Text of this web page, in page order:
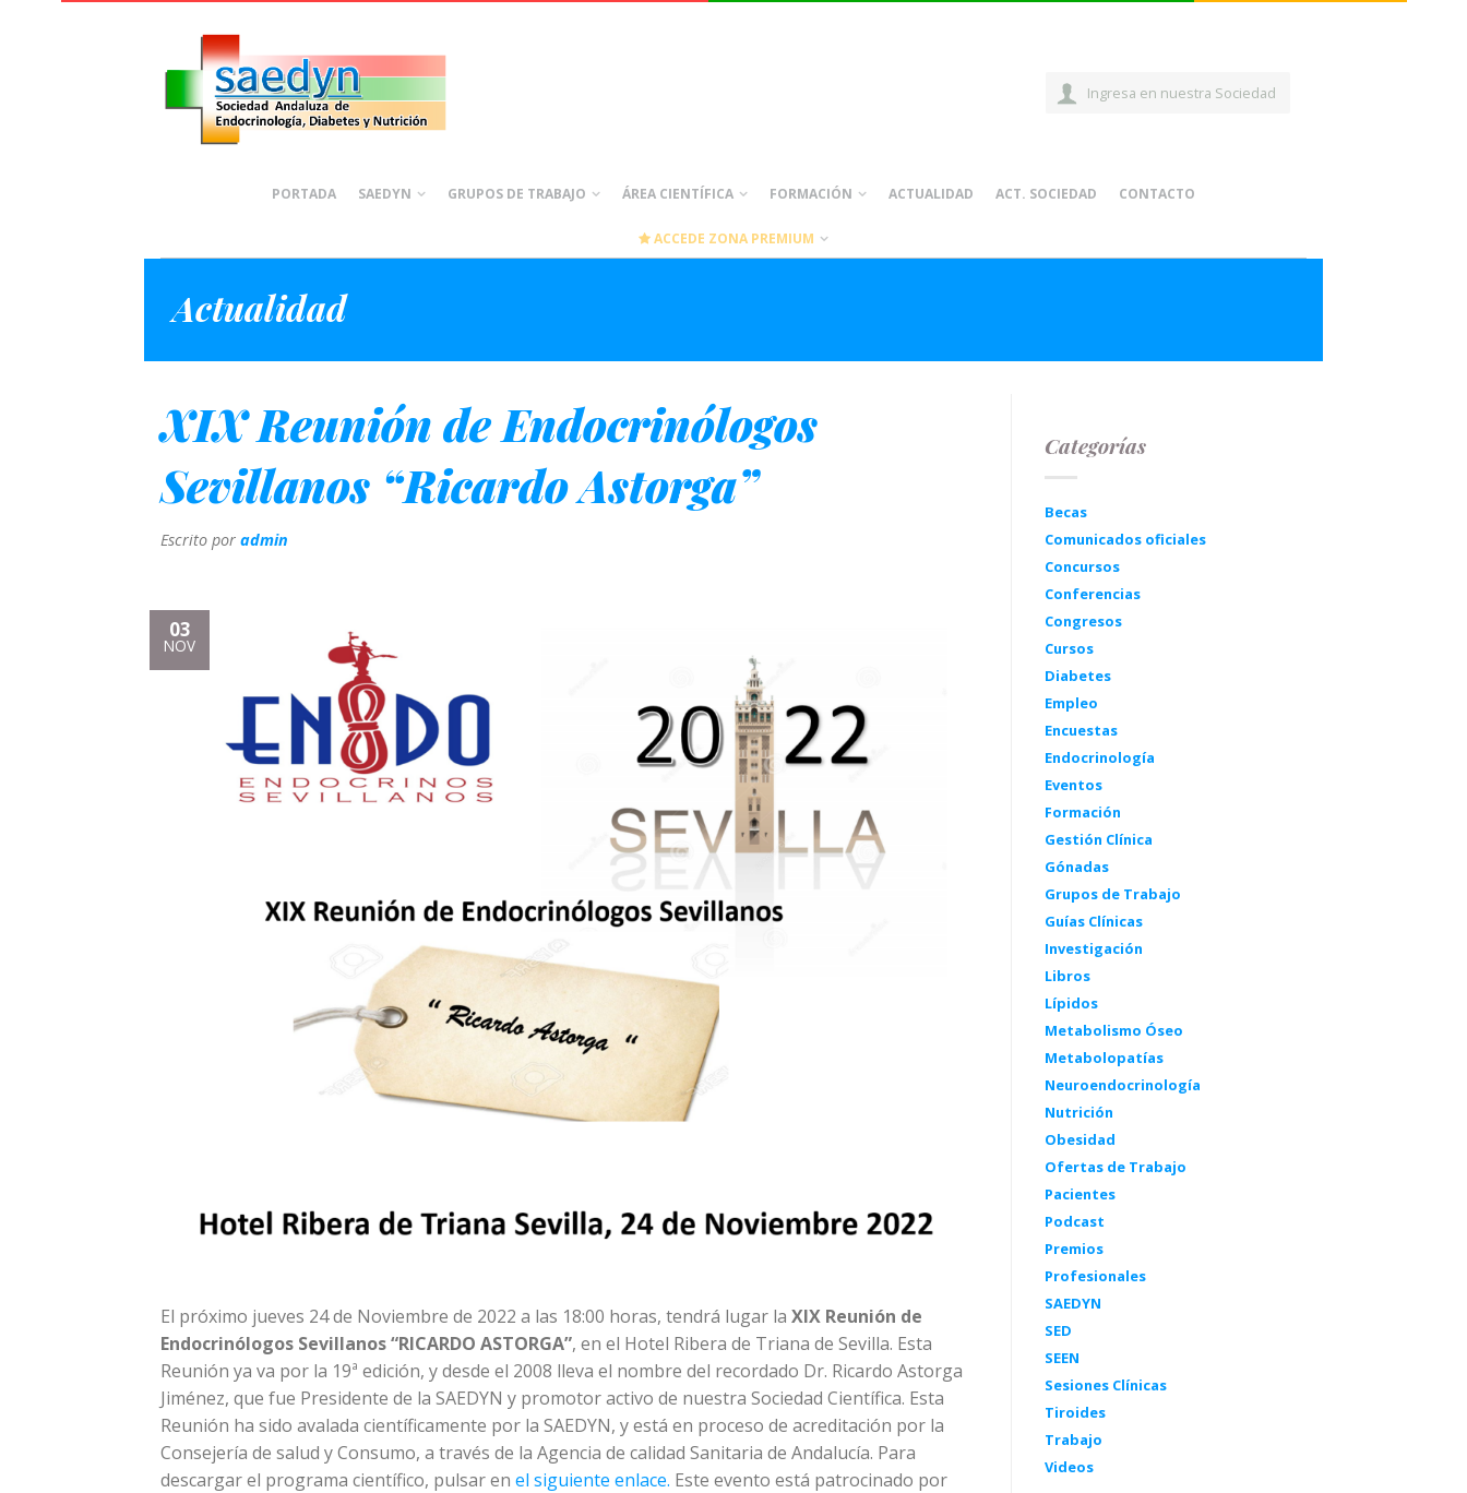
Ingresa en nuestra Sociedad
PORTADA SAEDYN GRUPOS DE TRABAJO ÁREA CIENTÍFICA FORMACIÓN ACTUALIDAD ACT. SOCIEDAD CONTACTO
ACCEDE ZONA PREMIUM
Actualidad
XIX Reunión de Endocrinólogos
Sevillanos “Ricardo Astorga”
Escrito por admin
03
NOV
El próximo jueves 24 de Noviembre de 2022 a las 18:00 horas, tendrá lugar la XIX Reunión de
Endocrinólogos Sevillanos “RICARDO ASTORGA”, en el Hotel Ribera de Triana de Sevilla. Esta
Reunión ya va por la 19ª edición, y desde el 2008 lleva el nombre del recordado Dr. Ricardo Astorga
Jiménez, que fue Presidente de la SAEDYN y promotor activo de nuestra Sociedad Científica. Esta
Reunión ha sido avalada científicamente por la SAEDYN, y está en proceso de acreditación por la
Consejería de salud y Consumo, a través de la Agencia de calidad Sanitaria de Andalucía. Para
descargar el programa científico, pulsar en el siguiente enlace. Este evento está patrocinado por
Categorías
Becas
Comunicados oficiales
Concursos
Conferencias
Congresos
Cursos
Diabetes
Empleo
Encuestas
Endocrinología
Eventos
Formación
Gestión Clínica
Gónadas
Grupos de Trabajo
Guías Clínicas
Investigación
Libros
Lípidos
Metabolismo Óseo
Metabolopatías
Neuroendocrinología
Nutrición
Obesidad
Ofertas de Trabajo
Pacientes
Podcast
Premios
Profesionales
SAEDYN
SED
SEEN
Sesiones Clínicas
Tiroides
Trabajo
Videos